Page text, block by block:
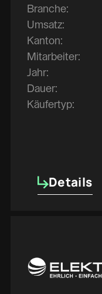
Branche:
Umsatz:
Kanton:
Mitarbeiter:
Jahr:
Dauer:
Käufertyp:
Details
Details